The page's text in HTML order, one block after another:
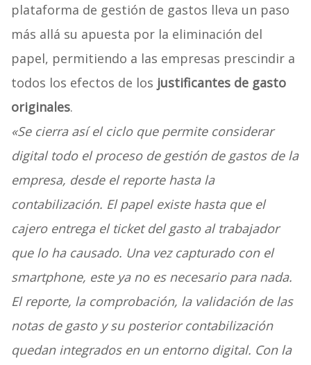
plataforma de gestión de gastos lleva un paso
más allá su apuesta por la eliminación del
papel, permitiendo a las empresas prescindir a
todos los efectos de los justificantes de gasto
originales.
«Se cierra así el ciclo que permite considerar
digital todo el proceso de gestión de gastos de la
empresa, desde el reporte hasta la
contabilización. El papel existe hasta que el
cajero entrega el ticket del gasto al trabajador
que lo ha causado. Una vez capturado con el
smartphone, este ya no es necesario para nada.
El reporte, la comprobación, la validación de las
notas de gasto y su posterior contabilización
quedan integrados en un entorno digital. Con la